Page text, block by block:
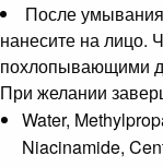
После
нанесите на лицо.
похлопывающими
При желании
Water,
Niacinamide,